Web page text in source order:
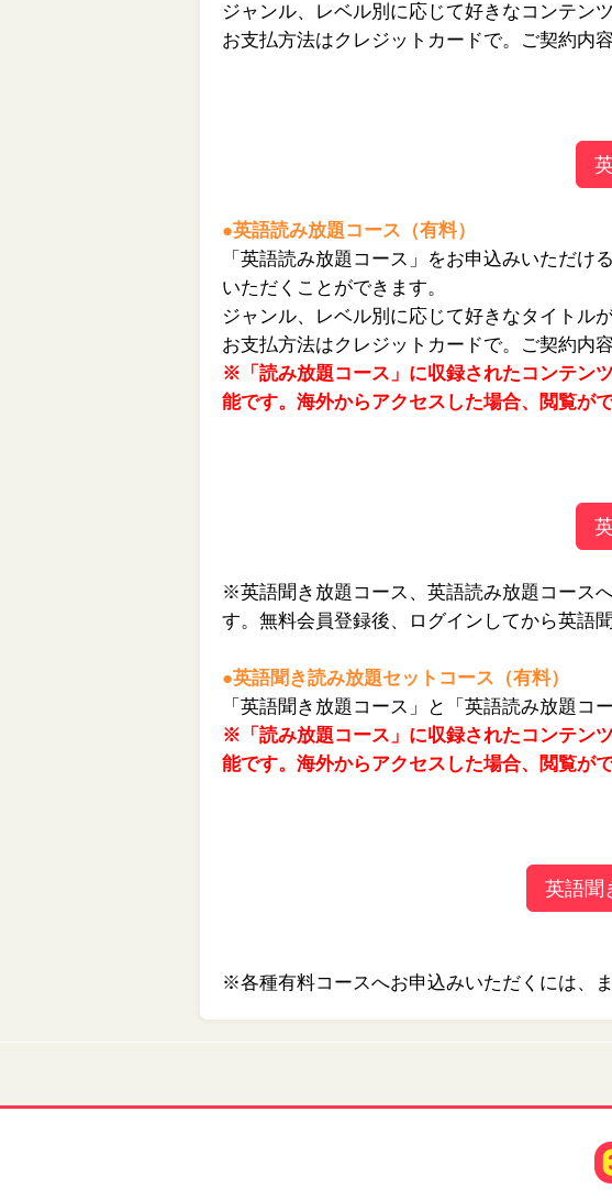
ジャンル、レベル別に応じて好きなコンテン
お支払方法はクレジットカードで。ご契約内
●英語読み放題コース（有料）
「英語読み放題コース」をお申込みいただ
いただくことができます。
ジャンル、レベル別に応じて好きなタイトル
お支払方法はクレジットカードで。ご契約内
※「読み放題コース」に収録されたコンテン
能です。海外からアクセスした場合、閲覧が
※英語聞き放題コース、英語読み放題コース
す。無料会員登録後、ログインしてから英語
●英語聞き読み放題セットコース（有料）
「英語聞き放題コース」と「英語読み放題コ
※「読み放題コース」に収録されたコンテン
能です。海外からアクセスした場合、閲覧が
英語聞
※各種有料コースへお申込みいただくには、